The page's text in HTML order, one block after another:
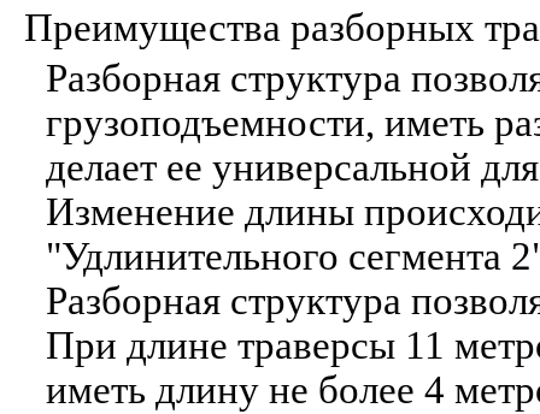
Преимущества разборных
Разборная структура
грузоподъемности, иметь
делает ее универсальной
Изменение длины
"Удлинительного сегмента
Разборная структура
При длине траверсы 11
иметь длину не более 4